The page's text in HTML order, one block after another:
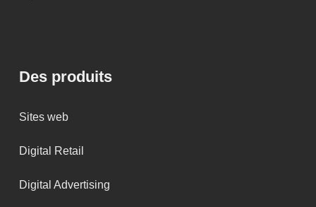
Des produits
Sites web
Digital Retail
Digital Advertising